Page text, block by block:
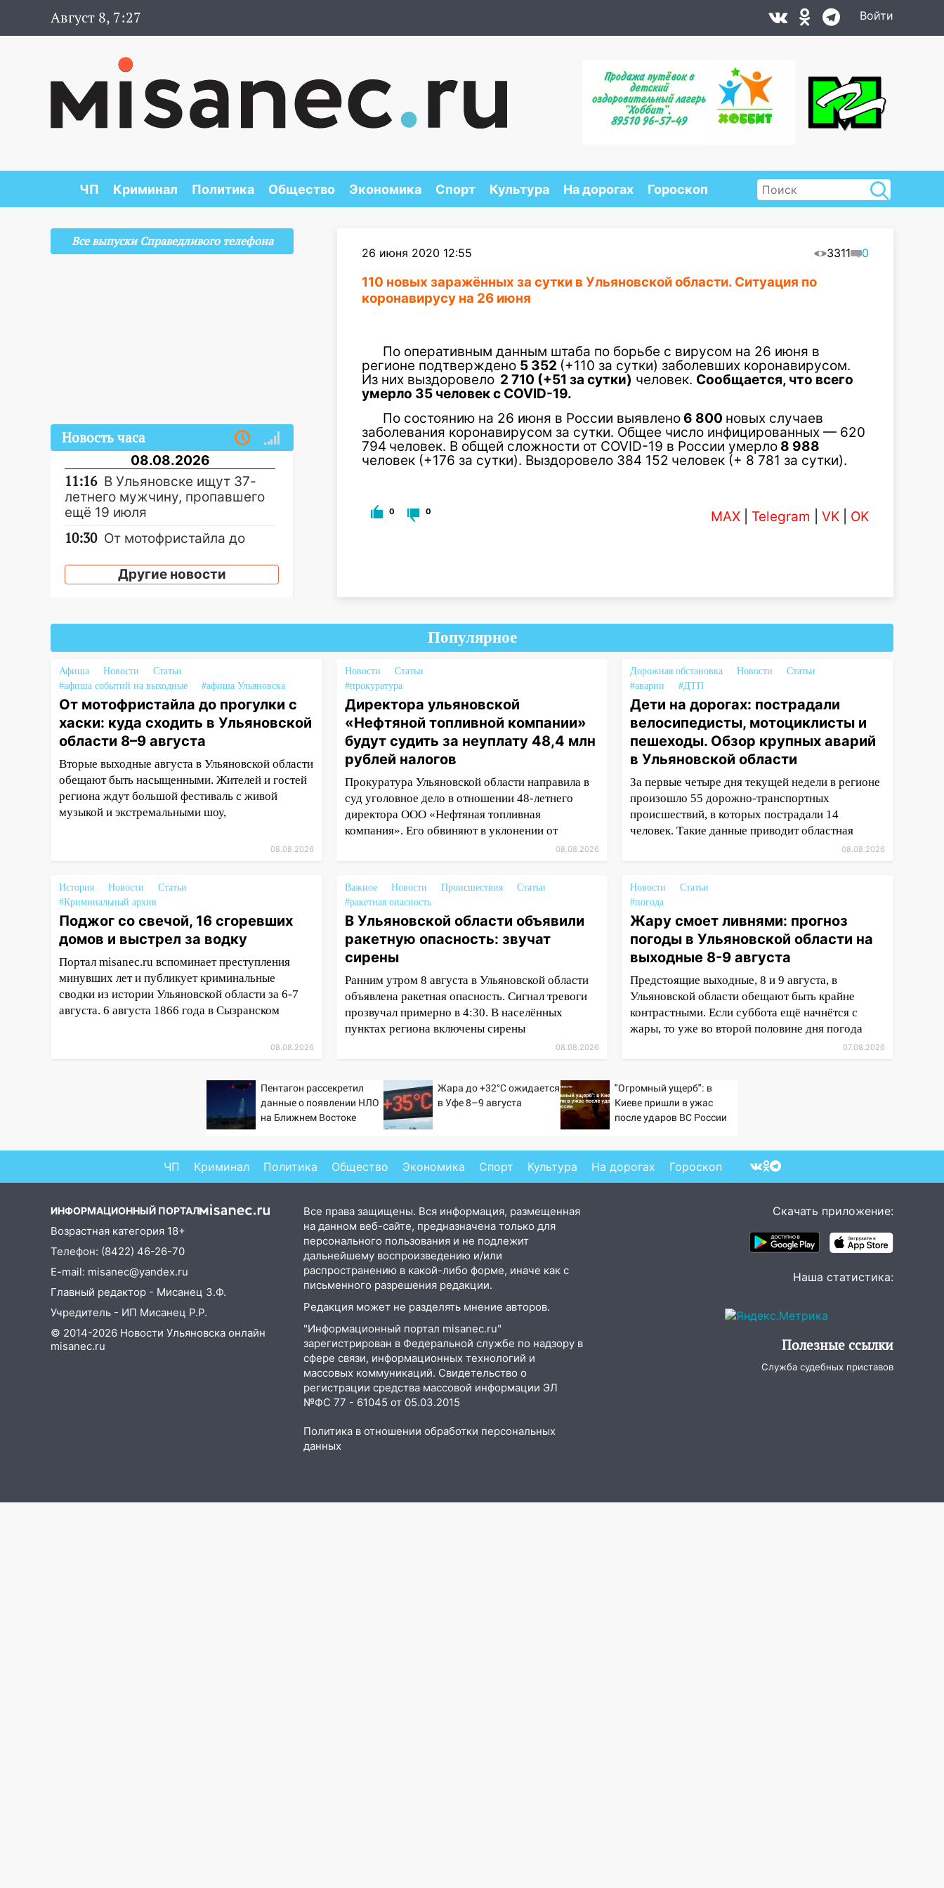
Август 8, 7:27 Войти
ЧП Криминал Политика Общество Экономика Спорт Культура На дорогах Гороскоп
26 июня 2020 12:55 3311 0
110 новых заражённых за сутки в Ульяновской области. Ситуация по
коронавирусу на 26 июня
По оперативным данным штаба по борьбе с вирусом на 26 июня в
регионе подтверждено 5 352 (+110 за сутки) заболевших коронавирусом.
Из них выздоровело 2 710 (+51 за сутки) человек. Сообщается, что всего
умерло 35 человек с COVID-19.
По состоянию на 26 июня в России выявлено 6 800 новых случаев
заболевания коронавирусом за сутки. Общее число инфицированных — 620
794 человек. В общей сложности от COVID-19 в России умерло 8 988
человек (+176 за сутки). Выздоровело 384 152 человек (+ 8 781 за сутки).
0 0 MAX Telegram VK OK
Все выпуски Справедливого телефона
Новость часа
08.08.2026
11:16 В Ульяновске ищут 37-
летнего мужчину, пропавшего
ещё 19 июля
10:30 От мотофристайла до
в Ульяновской области 8–9
августа
«Нефтяной топливной
неуплату 48,4 млн рублей
налогов
09:28 Дети на дорогах:
пострадали велосипедисты,
мотоциклисты и пешеходы.
Обзор крупных аварий в
Ульяновской области
08:30 Поджог со свечой, 16
сгоревших домов и выстрел за
водку
Какая погоды будет днем
06:45
Императорский мост в
Ульяновске останется
закрытым до утра 10 августа
05:18
Судьба готовит сюрприз:
гороскоп на 8 августа — кому
повезет с деньгами, а кого
ждет неожиданная встреча
04:47 В Ульяновской области
Ульяновские аграрии
отсрочкой платежа до декабря
управлении состоялось
торжественное мероприятие,
Дня сотрудника органов
следствия Российской
Федерации
19:30
поддержать «Симбирскую
чебурашку» на фестивале
«ФормАРТ»
18:11 Ульяновская область
стала пилотным регионом
Другие новости
Популярное
Афиша Новости
Статьи
#афиша событий на выходные
#афиша Ульяновска
От мотофристайла до прогулки с
хаски: куда сходить в Ульяновской
области 8–9 августа
Вторые выходные августа в Ульяновской области
обещают быть насыщенными. Жителей и гостей
региона ждут большой фестиваль с живой
музыкой и экстремальными шоу,
08.08.2026
Новости
Статьи
#прокуратура
Директора ульяновской
«Нефтяной топливной компании»
будут судить за неуплату 48,4 млн
рублей налогов
Прокуратура Ульяновской области направила в
суд уголовное дело в отношении 48-летнего
директора ООО «Нефтяная топливная
компания». Его обвиняют в уклонении от
08.08.2026
Дорожная обстановка Новости
Статьи
#аварии
#ДТП
Дети на дорогах: пострадали
велосипедисты, мотоциклисты и
пешеходы. Обзор крупных аварий
в Ульяновской области
За первые четыре дня текущей недели в регионе
произошло 55 дорожно-транспортных
происшествий, в которых пострадали 14
человек. Такие данные приводит областная
08.08.2026
История Новости
Статьи
#Криминальный архив
Поджог со свечой, 16 сгоревших
домов и выстрел за водку
Портал misanec.ru вспоминает преступления
минувших лет и публикует криминальные
сводки из истории Ульяновской области за 6-7
августа. 6 августа 1866 года в Сызранском
08.08.2026
Важное Новости Происшествия
Статьи
#ракетная опасность
В Ульяновской области объявили
ракетную опасность: звучат
сирены
Ранним утром 8 августа в Ульяновской области
объявлена ракетная опасность. Сигнал тревоги
прозвучал примерно в 4:30. В населённых
пунктах региона включены сирены
08.08.2026
Новости
Статьи
#погода
Жару смоет ливнями: прогноз
погоды в Ульяновской области на
выходные 8-9 августа
Предстоящие выходные, 8 и 9 августа, в
Ульяновской области обещают быть крайне
контрастными. Если суббота ещё начнётся с
жары, то уже во второй половине дня погода
07.08.2026
Пентагон рассекретил
данные о появлении НЛО
на Ближнем Востоке
Жара до +32°C ожидается
в Уфе 8–9 августа
"Огромный ущерб": в
Киеве пришли в ужас
после ударов ВС России
ЧП Криминал Политика Общество Экономика Спорт Культура На дорогах Гороскоп
ИНФОРМАЦИОННЫЙ ПОРТАЛ
Возрастная категория 18+
Телефон: (8422) 46-26-70
E-mail: misanec@yandex.ru
Главный редактор - Мисанец З.Ф.
Учредитель - ИП Мисанец Р.Р.
© 2014-2026 Новости Ульяновска онлайн
misanec.ru
Все права защищены. Вся информация, размещенная
на данном веб-сайте, предназначена только для
персонального пользования и не подлежит
дальнейшему воспроизведению и/или
распространению в какой-либо форме, иначе как с
письменного разрешения редакции.
Редакция может не разделять мнение авторов.
"Информационный портал misanec.ru"
зарегистрирован в Федеральной службе по надзору в
сфере связи, информационных технологий и
массовых коммуникаций. Свидетельство о
регистрации средства массовой информации ЭЛ
№ФС 77 - 61045 от 05.03.2015
Политика в отношении обработки персональных
данных
Скачать приложение:
Наша статистика:
Полезные ссылки
Служба судебных приставов